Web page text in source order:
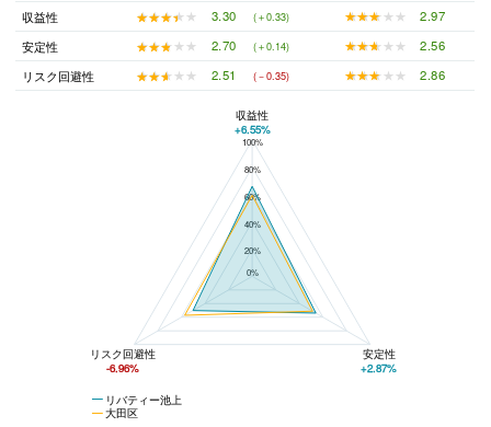
収益性
★★★★★
★★★★★ 3.30 (＋0.33) ★★★★★
★★★★★
2.97
安定性
★★★★★
★★★★★ 2.70 (＋0.14) ★★★★★
★★★★★
2.56
リスク回避性
★★★★★
★★★★★ 2.51 (－0.35) ★★★★★
★★★★★ 2.86
100%
80%
60%
40%
20%
0%
リバティー池上
大田区
収益性
+6.55%
リスク回避性
-6.96%
安定性
+2.87%